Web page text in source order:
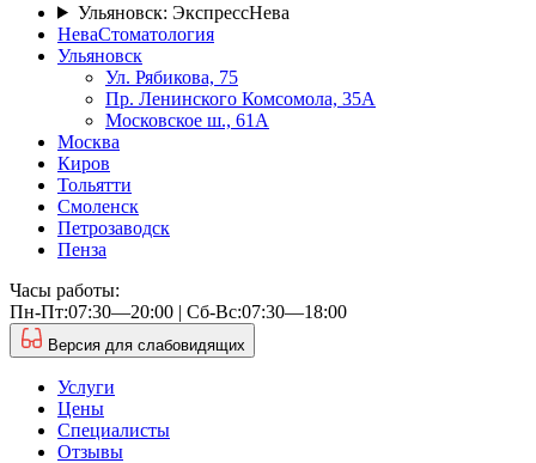
Ульяновск: ЭкспрессНева
НеваСтоматология
Ульяновск
Ул. Рябикова, 75
Пр. Ленинского Комсомола, 35А
Московское ш., 61А
Москва
Киров
Тольятти
Смоленск
Петрозаводск
Пенза
Часы работы:
Пн-Пт:07:30—20:00 | Cб-Вс:07:30—18:00
Версия для слабовидящих
Услуги
Цены
Специалисты
Отзывы